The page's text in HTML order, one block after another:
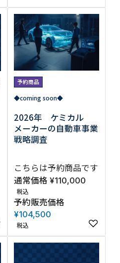
予約商品
◆coming soon◆
2026年 ケミカル
メーカーの自動車事業
戦略調査
こちらは予約商品です
通常価格 ¥110,000
税込
予約販売価格
¥104,500
税込